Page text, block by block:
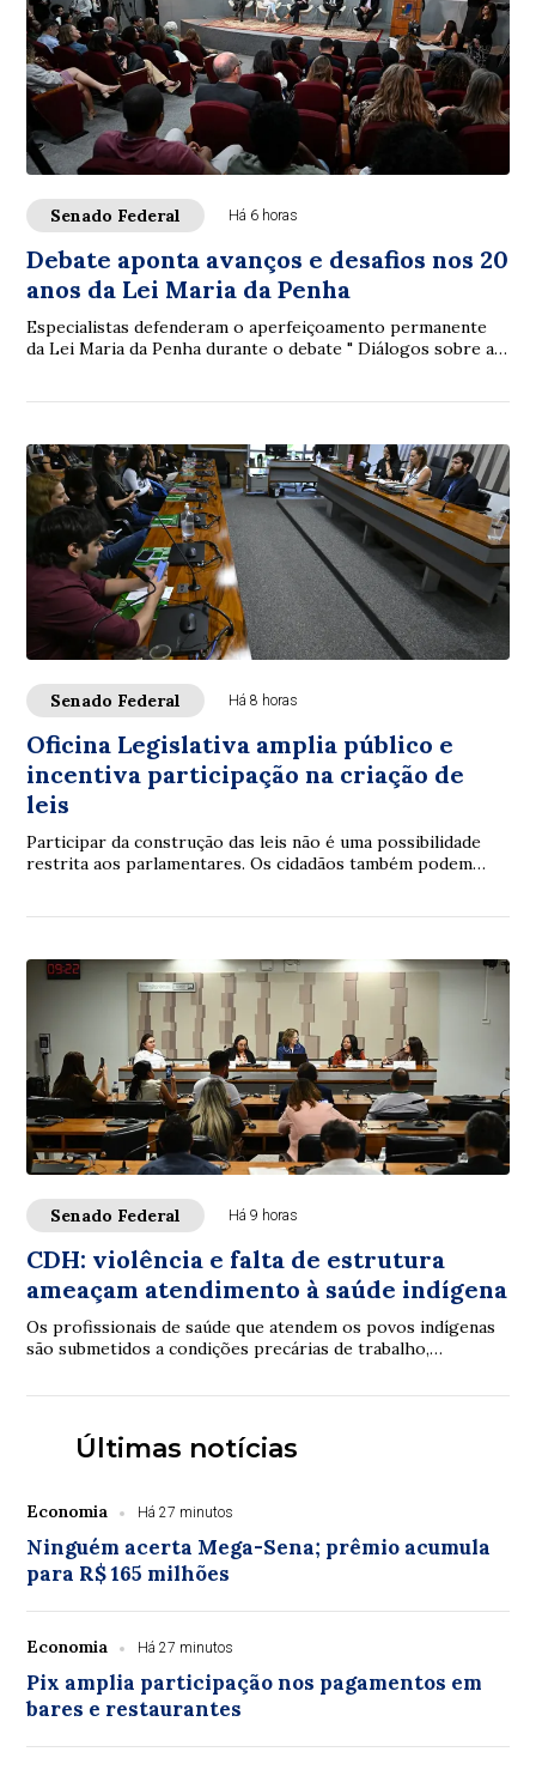
Senado Federal Há 6 horas
Debate aponta avanços e desafios nos 20
anos da Lei Maria da Penha
Especialistas defenderam o aperfeiçoamento permanente
da Lei Maria da Penha durante o debate " Diálogos sobre a
Senado Federal Há 8 horas
Oficina Legislativa amplia público e
incentiva participação na criação de
leis
Participar da construção das leis não é uma possibilidade
restrita aos parlamentares. Os cidadãos também podem
Senado Federal Há 9 horas
CDH: violência e falta de estrutura
ameaçam atendimento à saúde indígena
Os profissionais de saúde que atendem os povos indígenas
são submetidos a condições precárias de trabalho,
Últimas notícias
Economia Há 27 minutos
Ninguém acerta Mega-Sena; prêmio acumula
para R$ 165 milhões
Economia Há 27 minutos
Pix amplia participação nos pagamentos em
bares e restaurantes